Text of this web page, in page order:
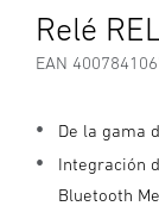
Relé
EAN
De la gama
Integración
Bluetooth